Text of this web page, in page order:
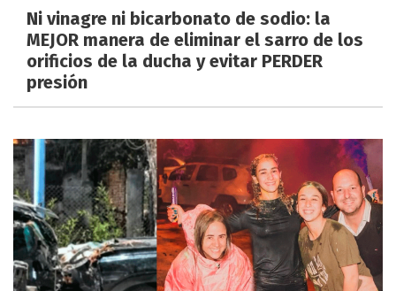
Ni vinagre ni bicarbonato de sodio: la
MEJOR manera de eliminar el sarro de los
orificios de la ducha y evitar PERDER
presión